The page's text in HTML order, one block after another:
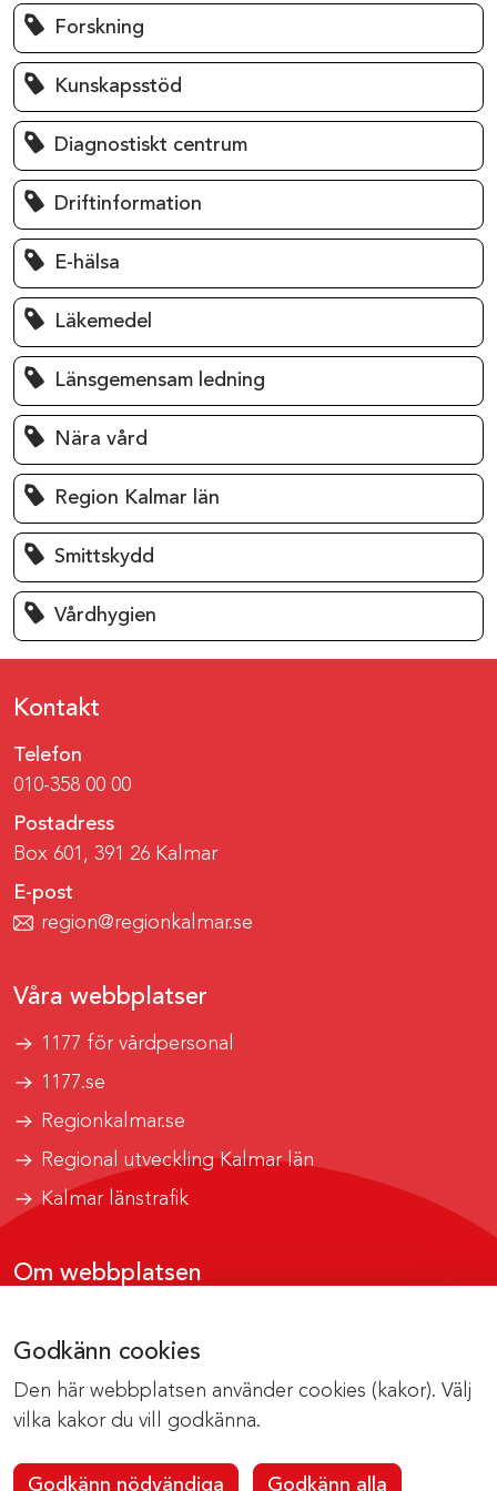
Godkänn cookies
Den här webbplatsen använder cookies (kakor). Välj
vilka kakor du vill godkänna.
Godkänn nödvändiga Godkänn alla
Forskning
Kunskapsstöd
Diagnostiskt centrum
Driftinformation
E-hälsa
Läkemedel
Länsgemensam ledning
Nära vård
Region Kalmar län
Smittskydd
Vårdhygien
Kontakt
Telefon
010-358 00 00
Postadress
Box 601, 391 26 Kalmar
E-post
region@regionkalmar.se
Våra webbplatser
1177 för vårdpersonal
1177.se
Regionkalmar.se
Regional utveckling Kalmar län
Kalmar länstrafik
Om webbplatsen
Om cookies
Kontakta webbredaktionen